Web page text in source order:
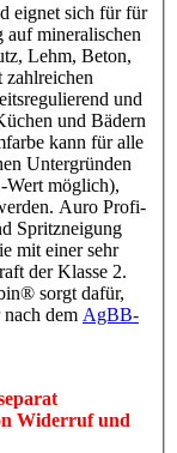
eignet sich für für
auf mineralischen
Lehm, Beton,
und
und Bädern
kann für alle
Untergründen
Wert möglich),
Auro Profi-
Spritzneigung
mit einer sehr
der Klasse 2.
sorgt dafür,
nach dem AgBB-
Widerruf und